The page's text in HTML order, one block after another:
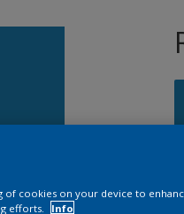
of cookies on your device to
efforts.
Info